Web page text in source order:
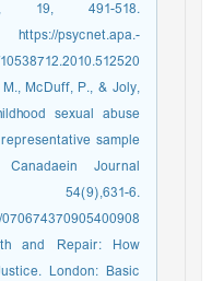
19, 491-518.
https://psycnet.apa.-
McDuff, P., & Joly,
sexual abuse
sample
Journal
6.
and Repair: How
London: Basic